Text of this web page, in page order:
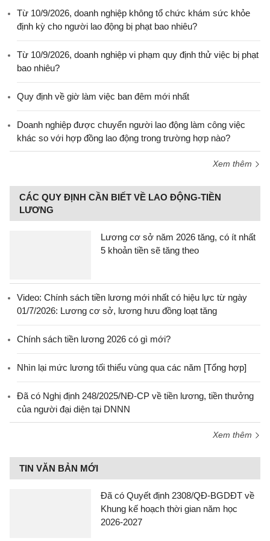
Từ 10/9/2026, doanh nghiệp không tổ chức khám sức khỏe
định kỳ cho người lao động bị phạt bao nhiêu?
Từ 10/9/2026, doanh nghiệp vi phạm quy định thử việc bị phạt
bao nhiêu?
Quy định về giờ làm việc ban đêm mới nhất
Doanh nghiệp được chuyển người lao động làm công việc
khác so với hợp đồng lao động trong trường hợp nào?
Xem thêm
CÁC QUY ĐỊNH CẦN BIẾT VỀ LAO ĐỘNG-TIỀN
LƯƠNG
Lương cơ sở năm 2026 tăng, có ít nhất
5 khoản tiền sẽ tăng theo
Video: Chính sách tiền lương mới nhất có hiệu lực từ ngày
01/7/2026: Lương cơ sở, lương hưu đồng loạt tăng
Chính sách tiền lương 2026 có gì mới?
Nhìn lại mức lương tối thiểu vùng qua các năm [Tổng hợp]
Đã có Nghị định 248/2025/NĐ-CP về tiền lương, tiền thưởng
của người đại diện tại DNNN
Xem thêm
TIN VĂN BẢN MỚI
Đã có Quyết định 2308/QĐ-BGDĐT về
Khung kế hoạch thời gian năm học
2026-2027